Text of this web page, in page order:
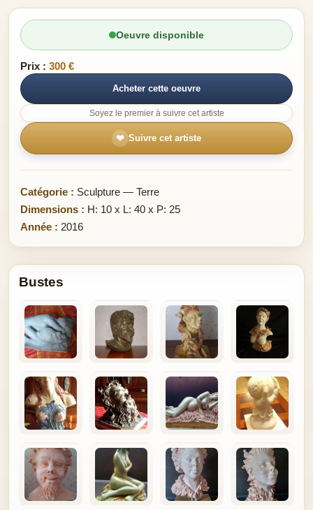
Oeuvre disponible
Prix : 300 €
Acheter cette oeuvre
Soyez le premier à suivre cet artiste
❤ Suivre cet artiste
Catégorie : Sculpture — Terre
Dimensions : H: 10 x L: 40 x P: 25
Année : 2016
Bustes